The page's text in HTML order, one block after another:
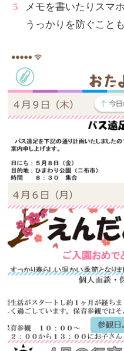
メモを書いたりスマ
うっかりを防ぐことも